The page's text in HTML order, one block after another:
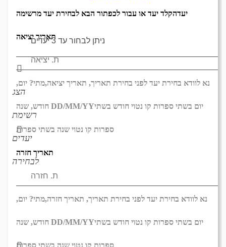
יעדהקלד יעד או עבור לכפתור הבא לבחירת יעד מרשימה
הצג
רשימת
יעדים
לבחירה
תאריך יציאה
נא לוודא בחירת יעד לפני בחירת תאריך, תאריך יציאה,מתי? יום,
DD/MM/YYיום בשתי ספרות קו נטוי חודש בשתי
ספרות קו נטוי שנה בשתי ספרות
תאריך חזרה
נא לוודא בחירת יעד לפני בחירת תאריך, תאריך חזרה,מתי? יום,
DD/MM/YYיום בשתי ספרות קו נטוי חודש בשתי
ספרות קו נטוי שנה בשתי ספרות